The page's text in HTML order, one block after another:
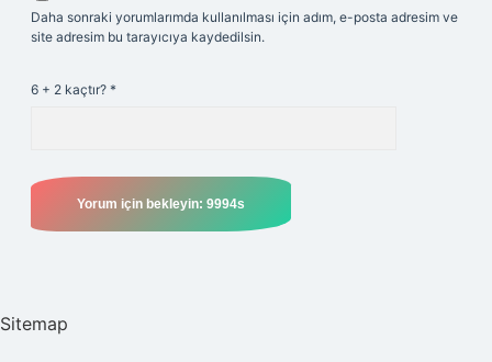
Daha sonraki yorumlarımda kullanılması için adım, e-posta adresim ve
site adresim bu tarayıcıya kaydedilsin.
6 + 2 kaçtır? *
Sitemap